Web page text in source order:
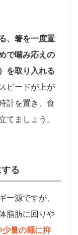
、箸を一度置
で噛み応えの
を取り入れる
ピードが上が
計を置き、食
てましょう。
る
ー源ですが、
脂肪に回りや
少量の麺に抑